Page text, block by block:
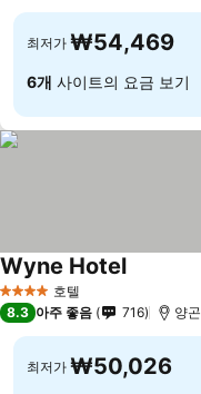
최저가 ₩54,469
6개 사이트의 요금 보기
4 성급 호텔
Wyne Hotel
8.3 아주 좋음 716 양곤
최저가 ₩50,026